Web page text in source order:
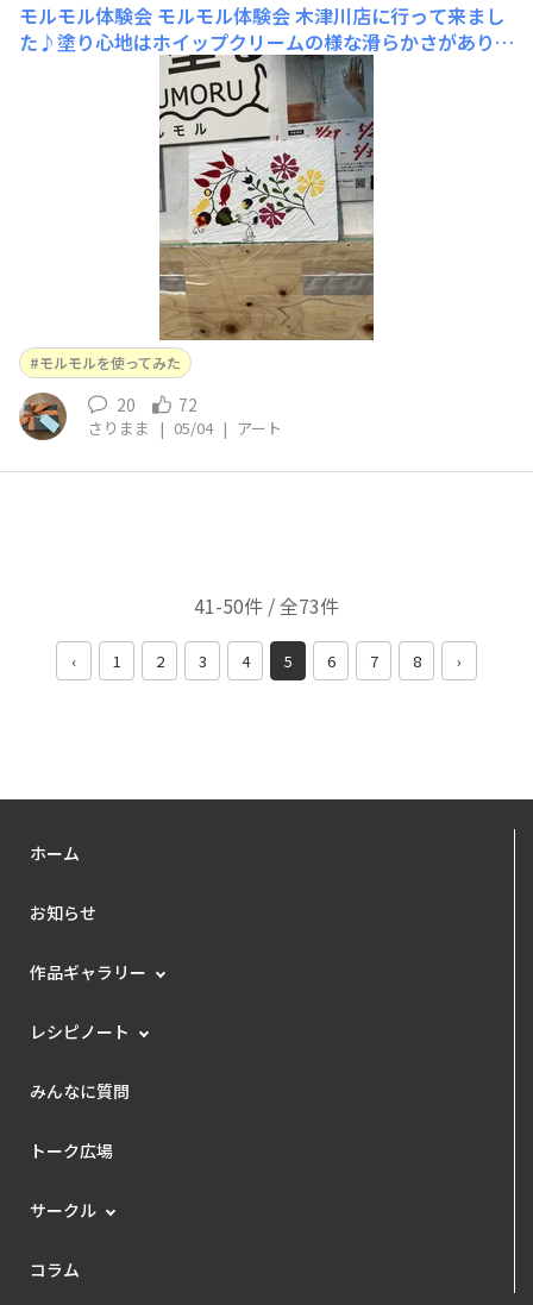
モルモル体験会 モルモル体験会 木津川店に行って来まし
た♪塗り心地はホイップクリームの様な滑らかさがあり
とても塗りやすかったです。ちょっと慣れた所で終了
（笑）もっと 大きな壁に塗ってみたくなりました😊家に
持ち帰り 半日乾かした後 アクリル絵の具で絵が描けるか
試してみました。絵の具が滲むこともなく 割と細い線も
モルモルを使ってみた
20 72
さりまま | 05/04 | アート
41-50件 / 全73件
‹ 1 2 3 4 5 6 7 8 ›
ホーム
お知らせ
作品ギャラリー
レシピノート
みんなに質問
トーク広場
サークル
コラム